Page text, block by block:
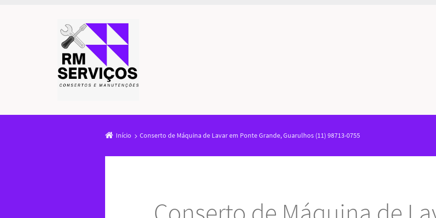
Início Conserto de Máquina de Lavar em Ponte Grande, Guarulhos (11) 98713-0755